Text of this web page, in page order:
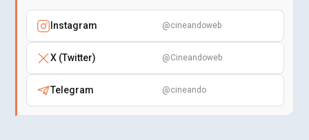
Instagram @cineandoweb
X (Twitter) @Cineandoweb
Telegram @cineando